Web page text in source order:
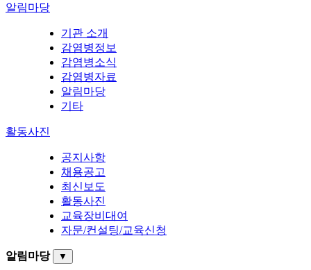
알림마당
기관 소개
감염병정보
감염병소식
감염병자료
알림마당
기타
활동사진
공지사항
채용공고
최신보도
활동사진
교육장비대여
자문/컨설팅/교육신청
알림마당 ▼